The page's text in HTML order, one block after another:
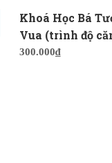
Khoá Học Bá
Vua (trình độ
300.000₫